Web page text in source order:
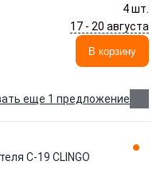
4 шт.
17 - 20 августа
В корзину
еще 1 предложение
C-19 CLINGO